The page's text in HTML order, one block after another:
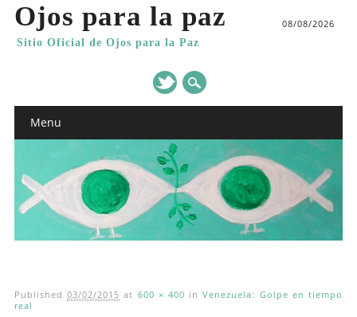
Ojos para la paz
Sitio Oficial de Ojos para la Paz
08/08/2026
Main menu
Menu
Published03/02/2015 at 600 × 400 inVenezuela: Golpe en tiempo
real